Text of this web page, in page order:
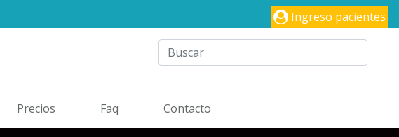
Ingreso pacientes
Precios Faq Contacto